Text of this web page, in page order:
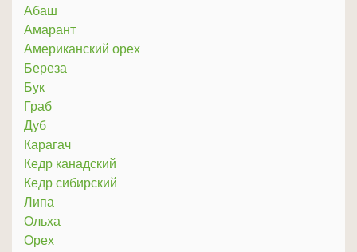
Абаш
Амарант
Американский орех
Береза
Бук
Граб
Дуб
Карагач
Кедр канадский
Кедр сибирский
Липа
Ольха
Орех